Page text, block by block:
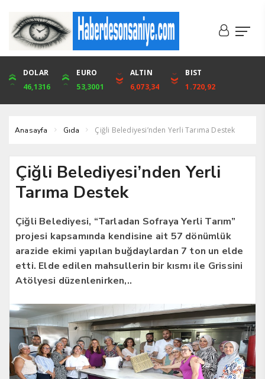
DOLAR
46,1316
EURO
53,3001
ALTIN
6,073,34
BIST
1.720,92
ONS
4,094,16
ALTIN
6,073,34
ÇEYREK
9,929,91
CUMHURİYET
42,104,00
Anasayfa Gıda Çiğli Belediyesi’nden Yerli Tarıma Destek
Çiğli Belediyesi’nden Yerli
Tarıma Destek
Çiğli Belediyesi, “Tarladan Sofraya Yerli Tarım”
projesi kapsamında kendisine ait 57 dönümlük
arazide ekimi yapılan buğdaylardan 7 ton un elde
etti. Elde edilen mahsullerin bir kısmı ile Grissini
Atölyesi düzenlenirken,..